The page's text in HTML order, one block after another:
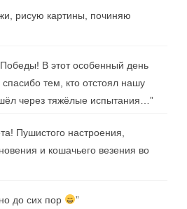
рисую картины, починяю
В этот особенный день
спасибо тем, кто отстоял нашу
через тяжёлые испытания… ”
Пушистого настроения,
и кошачьего везения во
до сих пор ”